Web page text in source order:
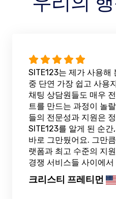
SITE123는 제가 사용해
중 단연 가장 쉽고 사용
채팅 상담원들도 매우
트를 만드는 과정이 놀
들의 전문성과 지원은
SITE123를 알게 된 순
바로 그만뒀어요. 그만
랫폼과 최고 수준의 지
경쟁 서비스들 사이에
크리스티 프레티먼